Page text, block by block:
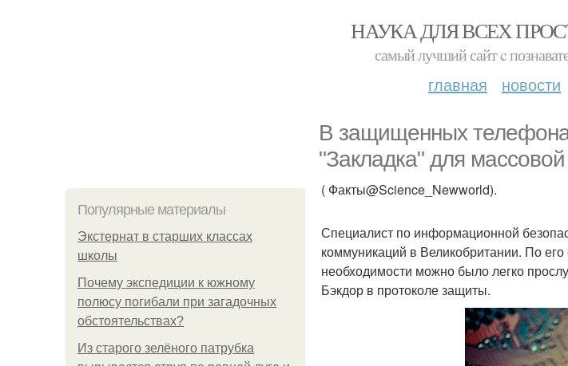
НАУКА ДЛЯ ВСЕХ
самый лучший сайт c
главная новости
В защищенных
"Закладка" для
Популярные материалы
Экстернат в старших классах
школы
Почему экспедиции к южному
полюсу погибали при загадочных
обстоятельствах?
Из старого зелёного патрубка
( Факты@Science_Newworld).
Специалист по информационной
коммуникаций в Великобритании. По
необходимости можно было легко
Бэкдор в протоколе защиты.